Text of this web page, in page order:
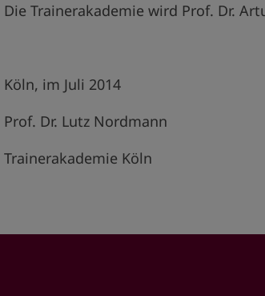
Die Trainerakademie wird Prof. Dr.
Köln, im Juli 2014
Prof. Dr. Lutz Nordmann
Trainerakademie Köln